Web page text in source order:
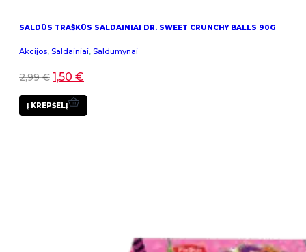
SALDŪS TRAŠKŪS SALDAINIAI DR. SWEET CRUNCHY BALLS 90G
Akcijos Saldainiai Saldumynai
2,99€ 1,50 €
Į KREPŠELĮ